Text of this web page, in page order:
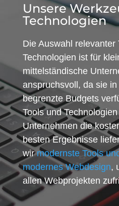
Unsere
Technologien
Die Auswahl relevanter
Technologien ist für
mittelständische
anspruchsvoll, da sie
begrenzte Budgets
Tools und
Unternehmen die
besten Ergebnisse
wirmodernste Tools
modernes Webdesign,
allen Webprojekten